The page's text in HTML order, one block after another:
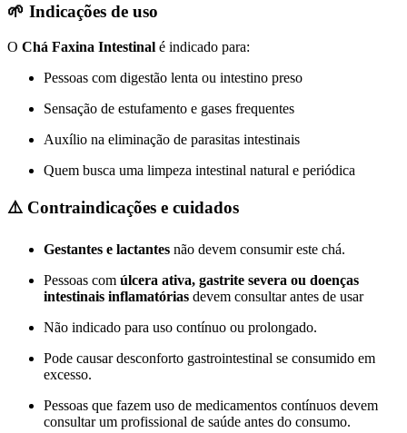
🌱 Indicações de uso
O Chá Faxina Intestinal é indicado para:
Pessoas com digestão lenta ou intestino preso
Sensação de estufamento e gases frequentes
Auxílio na eliminação de parasitas intestinais
Quem busca uma limpeza intestinal natural e periódica
⚠️ Contraindicações e cuidados
Gestantes e lactantes não devem consumir este chá.
Pessoas com úlcera ativa, gastrite severa ou doenças
intestinais inflamatórias devem consultar antes de usar
Não indicado para uso contínuo ou prolongado.
Pode causar desconforto gastrointestinal se consumido em
excesso.
Pessoas que fazem uso de medicamentos contínuos devem
consultar um profissional de saúde antes do consumo.